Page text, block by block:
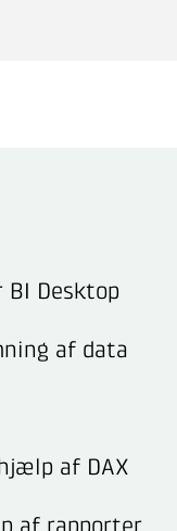
Desktop
af data
af DAX